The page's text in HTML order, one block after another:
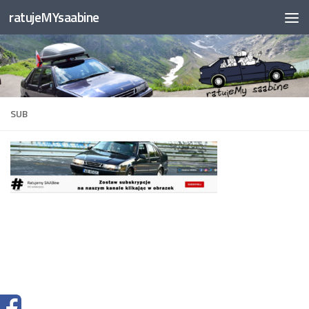
Przejdź do treści
ratujeMYsaabine
SUB